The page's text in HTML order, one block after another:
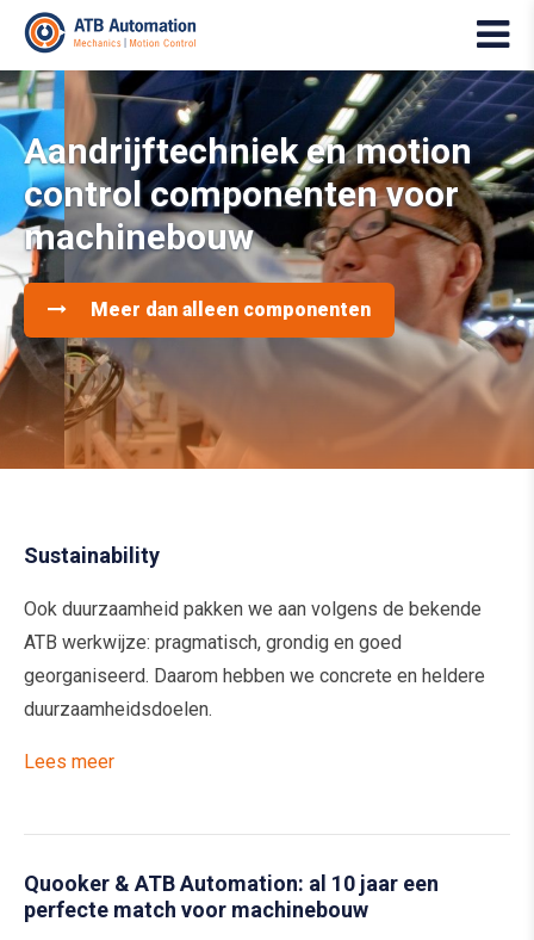
Aandrijftechniek en motion
control componenten voor
machinebouw
Meer dan alleen componenten
Sustainability
Ook duurzaamheid pakken we aan volgens de bekende
ATB werkwijze: pragmatisch, grondig en goed
georganiseerd. Daarom hebben we concrete en heldere
duurzaamheidsdoelen.
Lees meer
Quooker & ATB Automation: al 10 jaar een
perfecte match voor machinebouw